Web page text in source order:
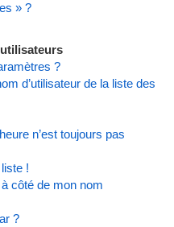
» ?
?
d’utilisateur de la liste des
n’est toujours pas
!
côté de mon nom
?